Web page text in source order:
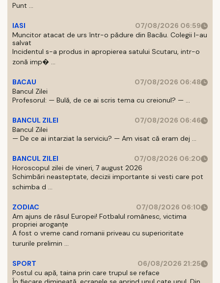
Punt ...
IASI
07/08/2026 06:59
Muncitor atacat de urs într-o pădure din Bacău. Colegii l-au
salvat
Incidentul s-a produs in apropierea satului Scutaru, intr-o
zonă imp� ...
BACAU
07/08/2026 06:48
Bancul Zilei
Profesorul: — Bulă, de ce ai scris tema cu creionul? — ...
BANCUL ZILEI
07/08/2026 06:46
Bancul Zilei
— De ce ai intarziat la serviciu? — Am visat că eram dej ...
BANCUL ZILEI
07/08/2026 06:20
Horoscopul zilei de vineri, 7 august 2026
Schimbări neasteptate, decizii importante si vesti care pot
schimba d ...
ZODIAC
07/08/2026 06:10
Am ajuns de râsul Europei! Fotbalul românesc, victima
propriei aroganțe
A fost o vreme cand romanii priveau cu superioritate
tururile prelimin ...
SPORT
06/08/2026 21:25
Postul cu apă, taina prin care trupul se reface